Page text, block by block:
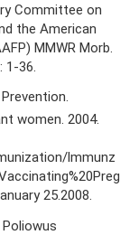
Committee on
the American
MMWR Morb.
1-36.
women. 2004.
lmmunz
25.2008.